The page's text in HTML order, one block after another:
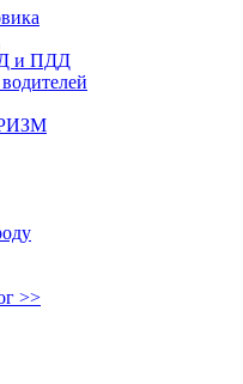
и ПДД
>>